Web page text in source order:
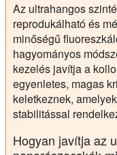
Az ultrahangos
reprodukálható és
minőségű
hagyományos
kezelés javítja a
egyenletes, magas
keletkeznek,
stabilitással
Hogyan javítja az